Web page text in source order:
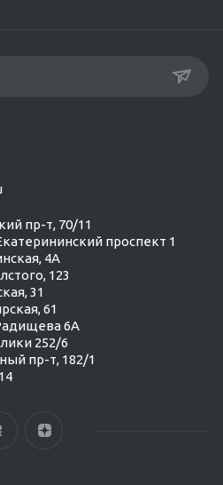
пр-т, 70/11
проспект 1
4А
123
31
61
6А
252/6
пр-т, 182/1